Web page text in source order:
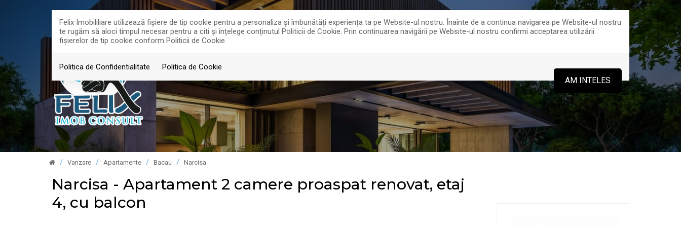
Felix Imobililiare utilizează fişiere de tip cookie pentru a personaliza și îmbunătăți experiența ta pe Website-ul nostru. Înainte de a continua navigarea pe Website-ul nostru
te rugăm să aloci timpul necesar pentru a citi și înțelege conținutul Politicii de Cookie. Prin continuarea navigării pe Website-ul nostru confirmi acceptarea utilizării
fişierelor de tip cookie conform Politicii de Cookie.
Politica de Confidentialitate Politica de Cookie
AM INTELES
0751750109
Vanzare Apartamente Bacau Narcisa
Narcisa - Apartament 2 camere proaspat renovat, etaj
4, cu balcon